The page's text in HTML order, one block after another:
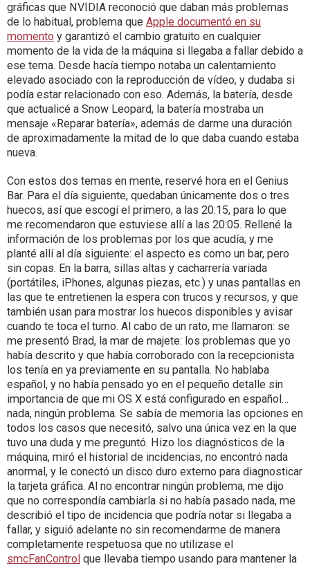
gráficas que NVIDIA reconoció que daban más problemas
de lo habitual, problema que Apple documentó en su
momento y garantizó el cambio gratuito en cualquier
momento de la vida de la máquina si llegaba a fallar debido a
ese tema. Desde hacía tiempo notaba un calentamiento
elevado asociado con la reproducción de vídeo, y dudaba si
podía estar relacionado con eso. Además, la batería, desde
que actualicé a Snow Leopard, la batería mostraba un
mensaje «Reparar batería», además de darme una duración
de aproximadamente la mitad de lo que daba cuando estaba
nueva.
Con estos dos temas en mente, reservé hora en el Genius
Bar. Para el día siguiente, quedaban únicamente dos o tres
huecos, así que escogí el primero, a las 20:15, para lo que
me recomendaron que estuviese allí a las 20:05. Rellené la
información de los problemas por los que acudía, y me
planté allí al día siguiente: el aspecto es como un bar, pero
sin copas. En la barra, sillas altas y cacharrería variada
(portátiles, iPhones, algunas piezas, etc.) y unas pantallas en
las que te entretienen la espera con trucos y recursos, y que
también usan para mostrar los huecos disponibles y avisar
cuando te toca el turno. Al cabo de un rato, me llamaron: se
me presentó Brad, la mar de majete: los problemas que yo
había descrito y que había corroborado con la recepcionista
los tenía en ya previamente en su pantalla. No hablaba
español, y no había pensado yo en el pequeño detalle sin
importancia de que mi OS X está configurado en español…
nada, ningún problema. Se sabía de memoria las opciones en
todos los casos que necesitó, salvo una única vez en la que
tuvo una duda y me preguntó. Hizo los diagnósticos de la
máquina, miró el historial de incidencias, no encontró nada
anormal, y le conectó un disco duro externo para diagnosticar
la tarjeta gráfica. Al no encontrar ningún problema, me dijo
que no correspondía cambiarla si no había pasado nada, me
describió el tipo de incidencia que podría notar si llegaba a
fallar, y siguió adelante no sin recomendarme de manera
completamente respetuosa que no utilizase el
smcFanControl que llevaba tiempo usando para mantener la